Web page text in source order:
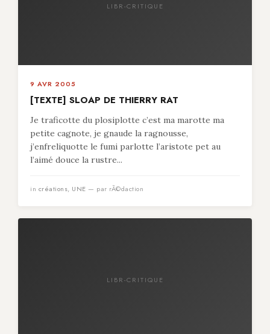
LIBR-CRITIQUE
9 AVR 2005
[TEXTE] SLOAP DE THIERRY RAT
Je traficotte du plosiplotte c’est ma marotte ma
petite cagnote, je gnaude la ragnousse,
j’enfreliquotte le fumi parlotte l’aristote pet au
l’aimé douce la rustre...
in créations, UNE — par rÃ©daction
LIBR-CRITIQUE